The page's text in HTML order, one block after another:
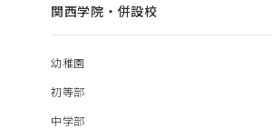
関西学院・併設校
幼稚園
初等部
中学部